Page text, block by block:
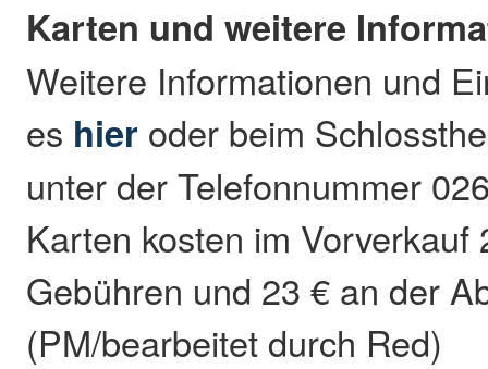
Karten und weitere
Weitere Informationen und
es hier oder beim
unter der Telefonnummer
Karten kosten im Vorverkauf
Gebühren und 23 € an der
(PM/bearbeitet durch Red)